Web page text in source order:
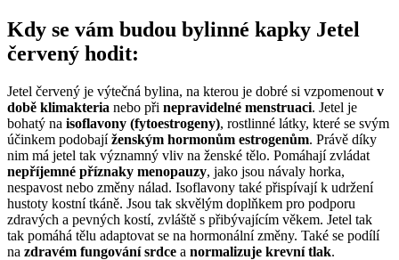
Kdy se vám budou bylinné kapky Jetel
červený hodit:
Jetel červený je výtečná bylina, na kterou je dobré si vzpomenout v
době klimakteria nebo při nepravidelné menstruaci. Jetel je
bohatý na isoflavony (fytoestrogeny), rostlinné látky, které se svým
účinkem podobajíženským hormonům estrogenům. Právě díky
nim má jetel tak významný vliv na ženské tělo. Pomáhají zvládat
nepříjemné příznaky menopauzy, jako jsou návaly horka,
nespavost nebo změny nálad. Isoflavony také přispívají k udržení
hustoty kostní tkáně. Jsou tak skvělým doplňkem pro podporu
zdravých a pevných kostí, zvláště s přibývajícím věkem. Jetel tak
tak pomáhá tělu adaptovat se na hormonální změny. Také se podílí
na zdravém fungování srdce a normalizuje krevní tlak.